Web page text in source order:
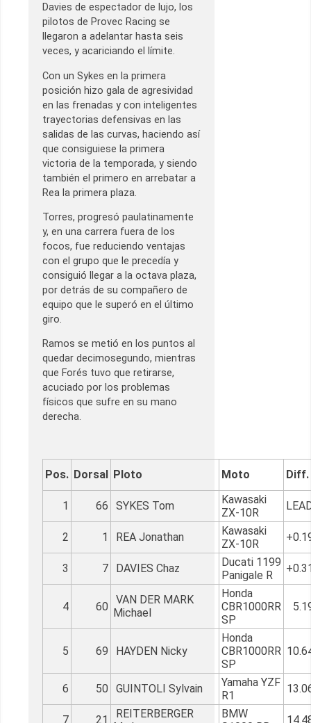
Davies de espectador de lujo, los
pilotos de Provec Racing se
llegaron a adelantar hasta seis
veces, y acariciando el límite.
Con un Sykes en la primera
posición hizo gala de agresividad
en las frenadas y con inteligentes
trayectorias defensivas en las
salidas de las curvas, haciendo así
que consiguiese la primera
victoria de la temporada, y siendo
también el primero en arrebatar a
Rea la primera plaza.
Torres, progresó paulatinamente
y, en una carrera fuera de los
focos, fue reduciendo ventajas
con el grupo que le precedía y
consiguió llegar a la octava plaza,
por detrás de su compañero de
equipo que le superó en el último
giro.
Ramos se metió en los puntos al
quedar decimosegundo, mientras
que Forés tuvo que retirarse,
acuciado por los problemas
físicos que sufre en su mano
derecha.
Pos. Dorsal Ploto Moto Diff.
1 66 SYKES Tom
Kawasaki
ZX-10R
2 1 REA Jonathan
Kawasaki
ZX-10R
3 7 DAVIES Chaz
Ducati 1199
Panigale R
4 60
VAN DER MARK
Michael
Honda
CBR1000RR
SP
5 69 HAYDEN Nicky
Honda
CBR1000RR
SP
6 50 GUINTOLI Sylvain
Yamaha YZF
R1
7 21
REITERBERGER
BMW